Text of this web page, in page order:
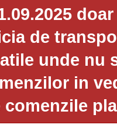
de
unde nu
in